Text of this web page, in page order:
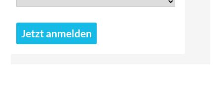
Jetzt anmelden